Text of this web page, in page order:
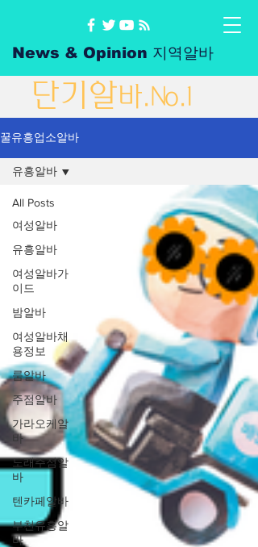
News & Opinion 지역알바
단기 알바.No.1
꿀유흥업소알바
All Posts
여성알바
유흥알바
여성알바가
이드
밤알바
여성알바채
용정보
룸알바
주점알바
가라오케알
바
노래주점알
바
텐카페알바
부천유흥알
바
유흥알바